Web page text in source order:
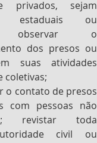
privados, sejam
estaduais ou
observar o
dos presos ou
suas atividades
coletivas;
o contato de presos
com pessoas não
revistar toda
civil ou